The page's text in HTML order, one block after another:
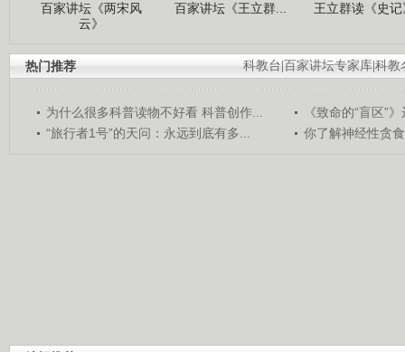
百家讲坛《两宋风
云》
百家讲坛《王立群... 王立群读《史
科教台 百家讲坛专家库 科教
热门推荐
为什么很多科普读物不好看 科普创作...
《致命的“盲区”
“旅行者1号”的天问：永远到底有多...
你了解神经性贪